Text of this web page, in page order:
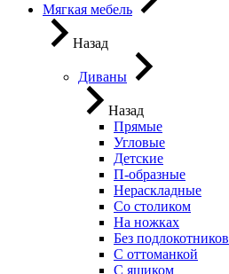
Мягкая мебель
Назад
Диваны
Назад
Прямые
Угловые
Детские
П-образные
Нераскладные
Со столиком
На ножках
Без подлокотников
С оттоманкой
С ящиком